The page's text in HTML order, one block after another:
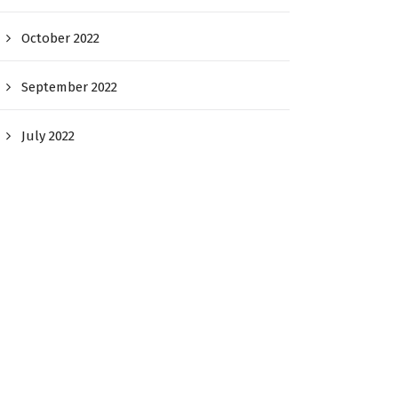
October 2022
September 2022
July 2022